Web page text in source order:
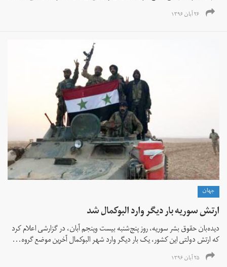
۲۶ آبان ۱۳۹۶
جهان
ارتش سوریه بار دیگر وارد البوکمال شد
دیده‌بان حقوق بشر سوریه، روز پنج‌شنبه بیست وپنجم آبان‌، در گزارشی اعلام کرد
که ارتش دولتی این کشور، یک بار دیگر وارد شهر البوکمال آخرین موضع گروه...
۲۵ آبان ۱۳۹۶